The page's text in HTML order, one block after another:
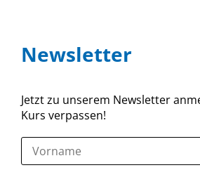
Newsletter
Jetzt zu unserem Newsletter
Kurs verpassen!